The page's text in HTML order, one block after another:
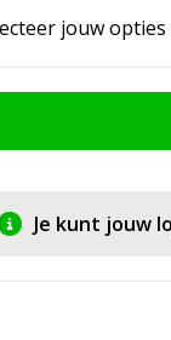
jouw
Je kunt jouw